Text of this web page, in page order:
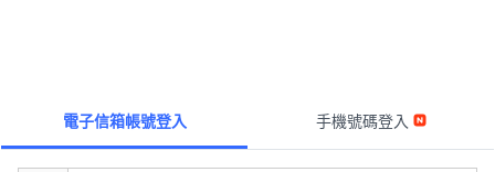
電子信箱帳號登入 手機號碼登入